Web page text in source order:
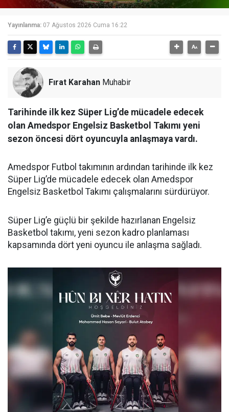
Yayınlanma: 07 Ağustos 2026 Cuma 16:22
Fırat Karahan Muhabir
Tarihinde ilk kez Süper Lig’de mücadele edecek
olan Amedspor Engelsiz Basketbol Takımı yeni
sezon öncesi dört oyuncuyla anlaşmaya vardı.
Amedspor Futbol takımının ardından tarihinde ilk kez
Süper Lig’de mücadele edecek olan Amedspor
Engelsiz Basketbol Takımı çalışmalarını sürdürüyor.
Süper Lig’e güçlü bir şekilde hazırlanan Engelsiz
Basketbol takımı, yeni sezon kadro planlaması
kapsamında dört yeni oyuncu ile anlaşma sağladı.